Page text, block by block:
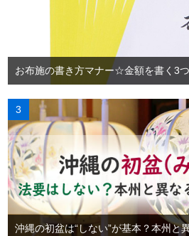
お布施の書き方マナー☆金額を書く3
沖縄の初盆は“しない”が基本？本州と